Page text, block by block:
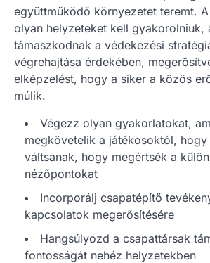
együttműködő környezetet teremt.
olyan helyzeteket kell gyakorolniuk,
támaszkodnak a védekezési
végrehajtása érdekében,
elképzelést, hogy a siker a közös
múlik.
Végezz olyan gyakorlatokat,
megkövetelik a játékosoktól, hogy
váltsanak, hogy megértsék a
nézőpontokat
Incorporálj csapatépítő
kapcsolatok megerősítésére
Hangsúlyozd a csapattársak
fontosságát nehéz helyzetekben